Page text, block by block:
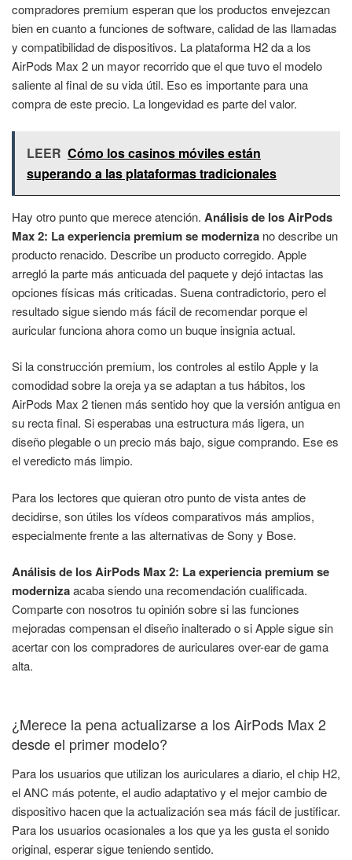
compradores premium esperan que los productos envejezcan
bien en cuanto a funciones de software, calidad de las llamadas
y compatibilidad de dispositivos. La plataforma H2 da a los
AirPods Max 2 un mayor recorrido que el que tuvo el modelo
saliente al final de su vida útil. Eso es importante para una
compra de este precio. La longevidad es parte del valor.
LEER Cómo los casinos móviles están
superando a las plataformas tradicionales
Hay otro punto que merece atención. Análisis de los AirPods
Max 2: La experiencia premium se moderniza no describe un
producto renacido. Describe un producto corregido. Apple
arregló la parte más anticuada del paquete y dejó intactas las
opciones físicas más criticadas. Suena contradictorio, pero el
resultado sigue siendo más fácil de recomendar porque el
auricular funciona ahora como un buque insignia actual.
Si la construcción premium, los controles al estilo Apple y la
comodidad sobre la oreja ya se adaptan a tus hábitos, los
AirPods Max 2 tienen más sentido hoy que la versión antigua en
su recta final. Si esperabas una estructura más ligera, un
diseño plegable o un precio más bajo, sigue comprando. Ese es
el veredicto más limpio.
Para los lectores que quieran otro punto de vista antes de
decidirse, son útiles los vídeos comparativos más amplios,
especialmente frente a las alternativas de Sony y Bose.
Análisis de los AirPods Max 2: La experiencia premium se
modernizaacaba siendo una recomendación cualificada.
Comparte con nosotros tu opinión sobre si las funciones
mejoradas compensan el diseño inalterado o si Apple sigue sin
acertar con los compradores de auriculares over-ear de gama
alta.
¿Merece la pena actualizarse a los AirPods Max 2
desde el primer modelo?
Para los usuarios que utilizan los auriculares a diario, el chip H2,
el ANC más potente, el audio adaptativo y el mejor cambio de
dispositivo hacen que la actualización sea más fácil de justificar.
Para los usuarios ocasionales a los que ya les gusta el sonido
original, esperar sigue teniendo sentido.